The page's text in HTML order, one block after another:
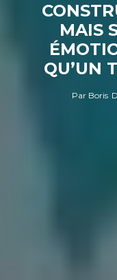
MAIS
QU’UN
Par Boris